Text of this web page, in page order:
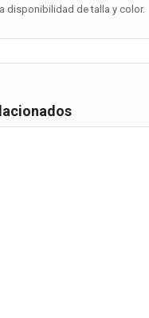
disponibilidad de talla y color.